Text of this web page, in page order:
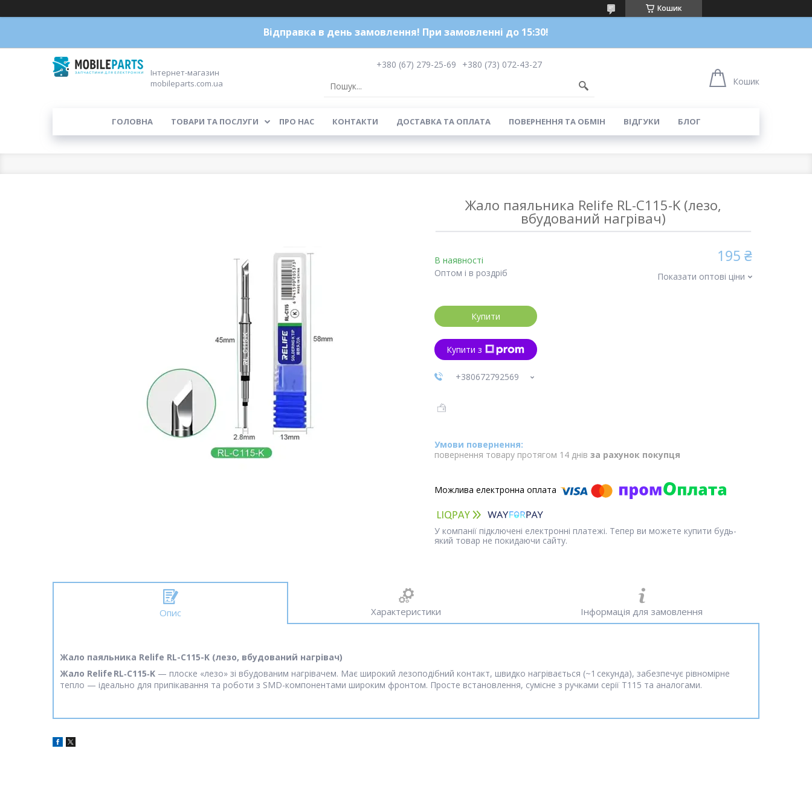
Кошик
Відправка в день замовлення! При замовленні до 15:30!
Інтернет-магазин
mobileparts.com.ua
+380 (67) 279-25-69
+380 (73) 072-43-27
Кошик
ГОЛОВНА ТОВАРИ ТА ПОСЛУГИ ПРО НАС КОНТАКТИ ДОСТАВКА ТА ОПЛАТА ПОВЕРНЕННЯ ТА ОБМІН ВІДГУКИ БЛОГ
Жало паяльника Relife RL-C115-K (лезо,
вбудований нагрівач)
В наявності
Оптом і в роздріб
195 ₴
Показати оптові ціни
Купити
Купити з
+380672792569
повернення товару протягом 14 днів за рахунок покупця
У компанії підключені електронні платежі. Тепер ви можете купити будь-
який товар не покидаючи сайту.
Опис Характеристики Інформація для замовлення
Жало паяльника Relife RL-C115-K (лезо, вбудований нагрівач)
Жало Relife RL‑C115‑K — плоске «лезо» зі вбудованим нагрівачем. Має широкий лезоподібний контакт, швидко нагрівається (~1 секунда), забезпечує рівномірне
тепло — ідеально для припікавання та роботи з SMD-компонентами широким фронтом. Просте встановлення, сумісне з ручками серії T115 та аналогами.